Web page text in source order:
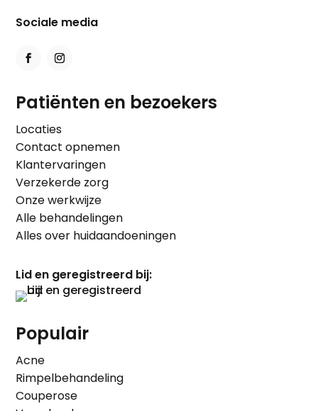
Sociale media
Patiënten en bezoekers
Locaties
Contact opnemen
Klantervaringen
Verzekerde zorg
Onze werkwijze
Alle behandelingen
Alles over huidaandoeningen
Lid en geregistreerd bij:
Populair
Acne
Rimpelbehandeling
Couperose